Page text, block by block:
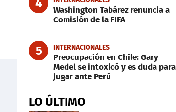
4
Washington Tabárez renuncia a
Comisión de la FIFA
5 INTERNACIONALES
Preocupación en Chile: Gary
Medel se intoxicó y es duda para
jugar ante Perú
LO ÚLTIMO